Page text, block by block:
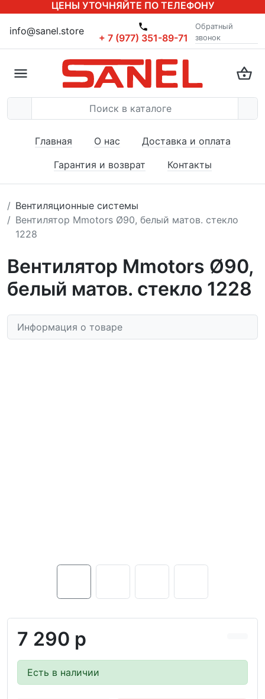
ЦЕНЫ УТОЧНЯЙТЕ ПО ТЕЛЕФОНУ
info@sanel.store
+ 7 (977) 351-89-71
Обратный
звонок
Главная О нас
Доставка и оплата
Гарантия и возврат
Контакты
Вентиляционные системы
Вентилятор Mmotors Ø90, белый матов. стекло
1228
Вентилятор Mmotors Ø90,
белый матов. стекло 1228
Информация о товаре
7 290 р
Есть в наличии